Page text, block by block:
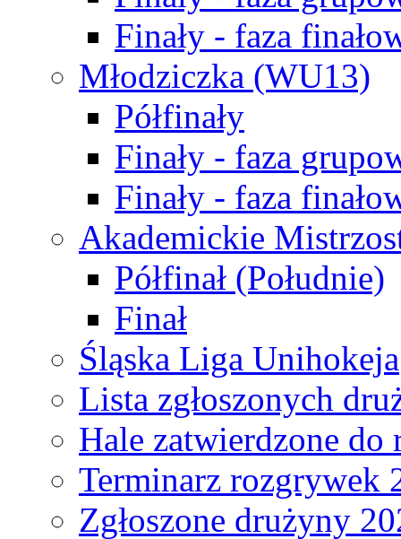
Finały - faza
Młodziczka (WU13)
Półfinały
Finały - faza
Finały - faza
Akademickie
Półfinał (Południe)
Finał
Śląska Liga Unihokeja
Lista zgłoszonych
Hale zatwierdzone do
Terminarz rozgrywek
Zgłoszone drużyny